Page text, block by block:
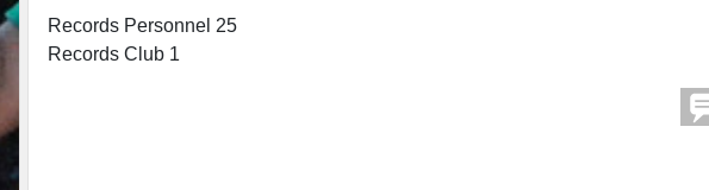
Records Personnel 25
Records Club 1